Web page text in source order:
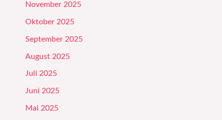
November 2025
Oktober 2025
September 2025
August 2025
Juli 2025
Juni 2025
Mai 2025